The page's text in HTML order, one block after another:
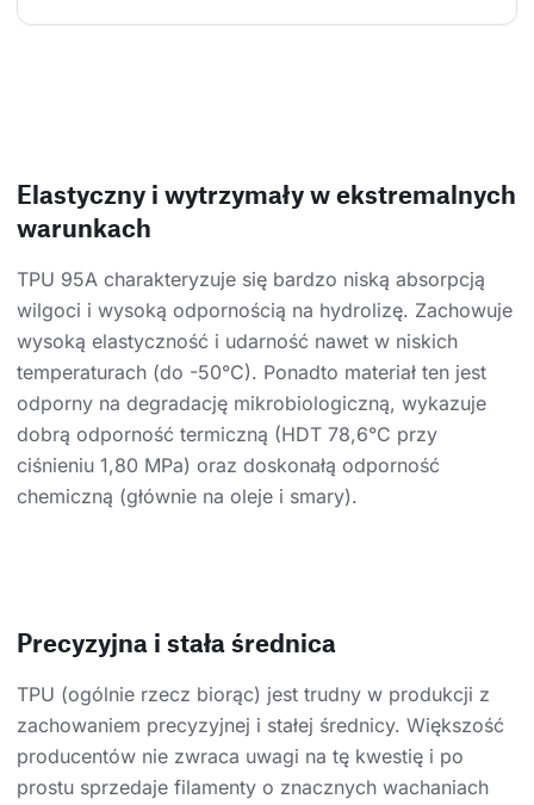
Elastyczny i wytrzymały w ekstremalnych
warunkach
TPU 95A charakteryzuje się bardzo niską absorpcją
wilgoci i wysoką odpornością na hydrolizę. Zachowuje
wysoką elastyczność i udarność nawet w niskich
temperaturach (do -50°C). Ponadto materiał ten jest
odporny na degradację mikrobiologiczną, wykazuje
dobrą odporność termiczną (HDT 78,6°C przy
ciśnieniu 1,80 MPa) oraz doskonałą odporność
chemiczną (głównie na oleje i smary).
Precyzyjna i stała średnica
TPU (ogólnie rzecz biorąc) jest trudny w produkcji z
zachowaniem precyzyjnej i stałej średnicy. Większość
producentów nie zwraca uwagi na tę kwestię i po
prostu sprzedaje filamenty o znacznych wachaniach